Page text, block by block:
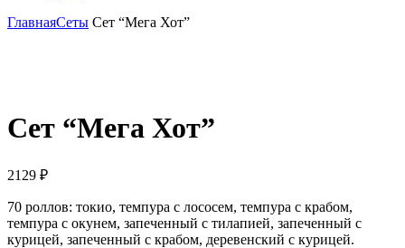
ГлавнаяСеты Сет “Мега Хот”
Сет “Мега Хот”
2129 ₽
70 роллов: токио, темпура с лососем, темпура с крабом,
темпура с окунем, запеченный с тилапией, запеченный с
курицей, запеченный с крабом, деревенский с курицей.